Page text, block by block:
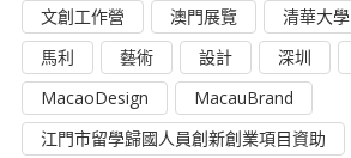
文創工作營
澳門展覽 清華大學
馬利
藝術 設計 深圳
MacaoDesign
MacauBrand
江門市留學歸國人員創新創業項目資助